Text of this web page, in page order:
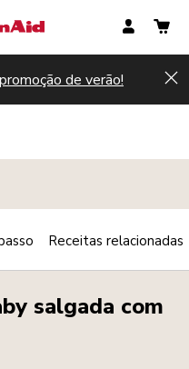
de verão!
Print
salgada com
Receitas relacionadas